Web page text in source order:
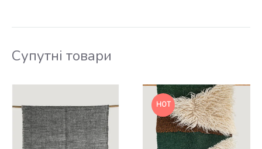
Супутні товари
HOT